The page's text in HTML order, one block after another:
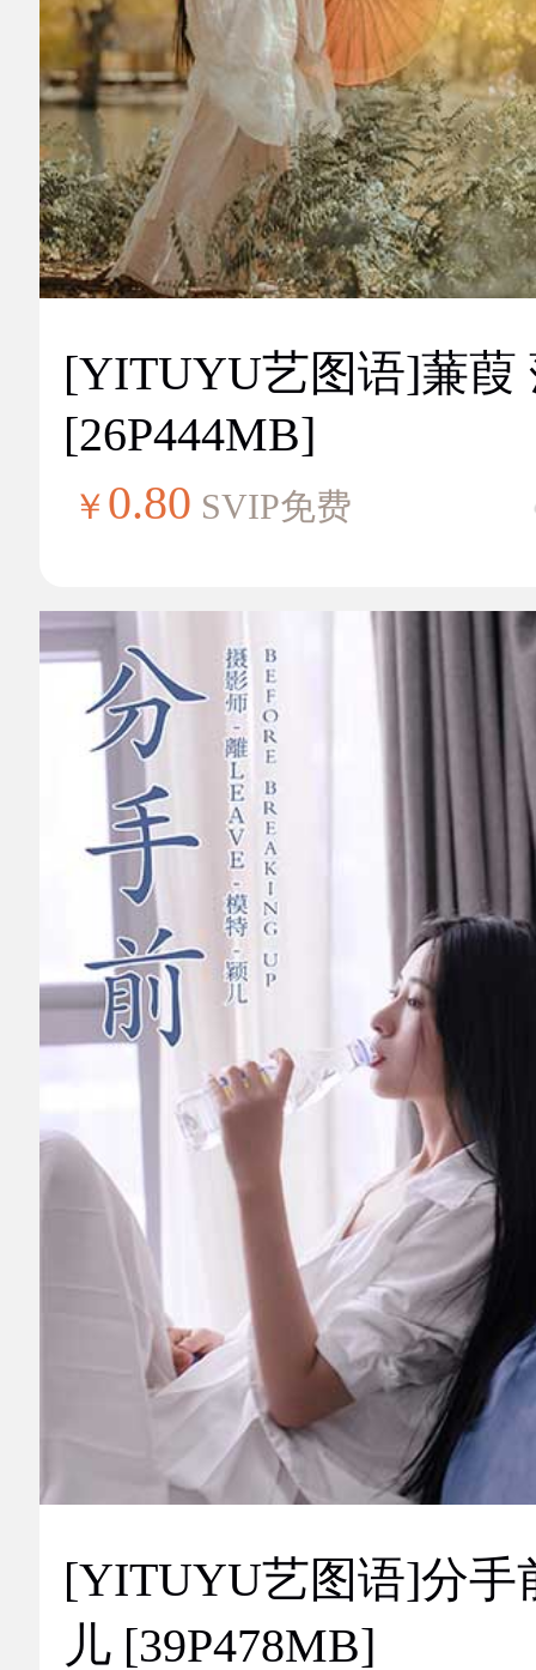
[YITUYU艺图语]蒹葭
[26P444MB]
￥ 0.80 SVIP免费
[YITUYU艺图语]分手
儿 [39P478MB]